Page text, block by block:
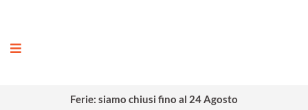
Ferie: siamo chiusi fino al 24 Agosto